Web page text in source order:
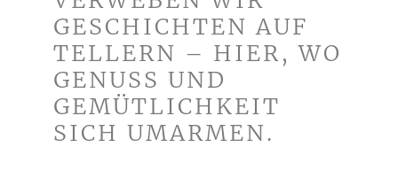
GESCHICHTEN AUF
TELLERN – HIER, WO
GENUSS UND
GEMÜTLICHKEIT
SICH UMARMEN.